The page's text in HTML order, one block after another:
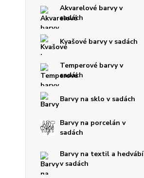
Akvarelové barvy v
sadách
Kvašové barvy v sadách
Temperové barvy v
sadách
Barvy na sklo v sadách
Barvy na porcelán v
sadách
Barvy na textil a hedvábí
v sadách